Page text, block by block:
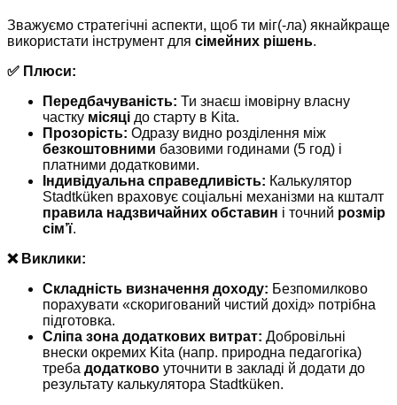
Зважуємо стратегічні аспекти, щоб ти міг(-ла) якнайкраще
використати інструмент для сімейних рішень.
✅ Плюси:
Передбачуваність: Ти знаєш імовірну власну
частку місяці до старту в Kita.
Прозорість: Одразу видно розділення між
безкоштовними базовими годинами (5 год) і
платними додатковими.
Індивідуальна справедливість: Калькулятор
Stadtküken враховує соціальні механізми на кшталт
правила надзвичайних обставин і точний розмір
сім’ї.
❌ Виклики:
Складність визначення доходу: Безпомилково
порахувати «скоригований чистий дохід» потрібна
підготовка.
Сліпа зона додаткових витрат: Добровільні
внески окремих Kita (напр. природна педагогіка)
треба додатково уточнити в закладі й додати до
результату калькулятора Stadtküken.